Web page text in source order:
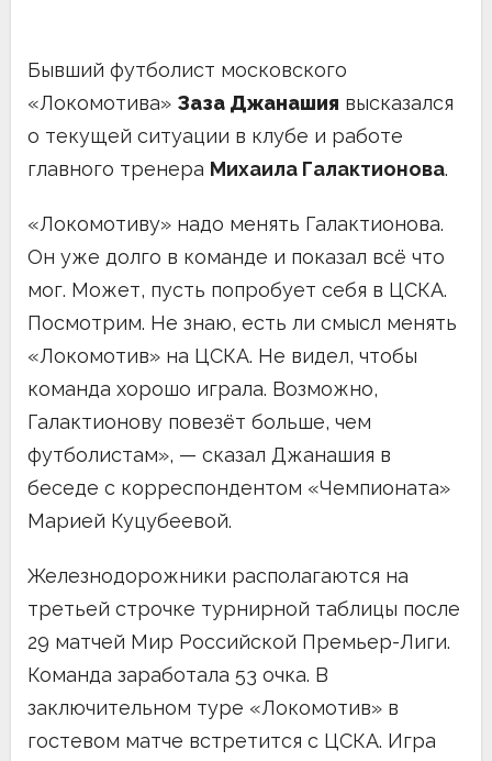
Бывший футболист московского
«Локомотива» Заза Джанашия высказался
о текущей ситуации в клубе и работе
главного тренера Михаила Галактионова.
«Локомотиву» надо менять Галактионова.
Он уже долго в команде и показал всё что
мог. Может, пусть попробует себя в ЦСКА.
Посмотрим. Не знаю, есть ли смысл менять
«Локомотив» на ЦСКА. Не видел, чтобы
команда хорошо играла. Возможно,
Галактионову повезёт больше, чем
футболистам», — сказал Джанашия в
беседе с корреспондентом «Чемпионата»
Марией Куцубеевой.
Железнодорожники располагаются на
третьей строчке турнирной таблицы после
29 матчей Мир Российской Премьер-Лиги.
Команда заработала 53 очка. В
заключительном туре «Локомотив» в
гостевом матче встретится с ЦСКА. Игра